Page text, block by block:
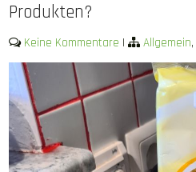
Produkten?
Keine Kommentare | Allgemein,